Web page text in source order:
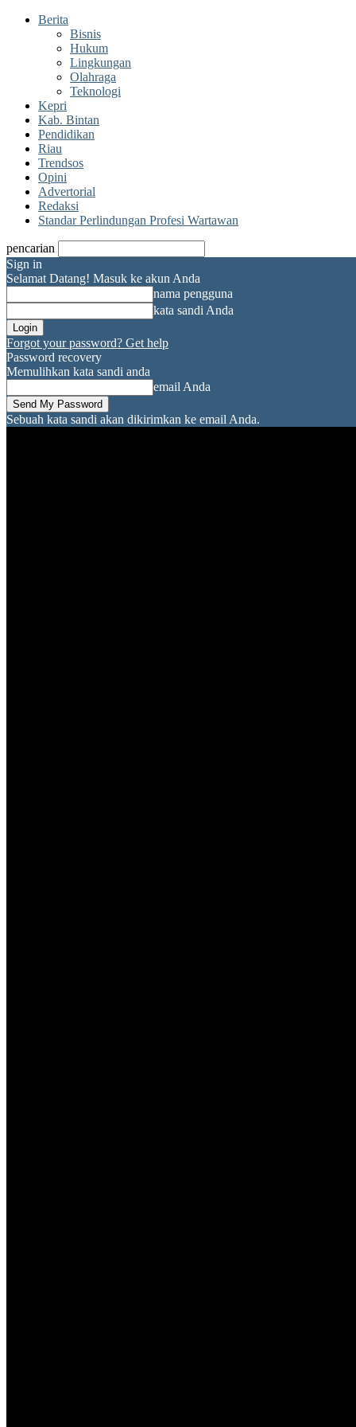
Berita
Bisnis
Hukum
Lingkungan
Olahraga
Teknologi
Kepri
Kab. Bintan
Pendidikan
Riau
Trendsos
Opini
Advertorial
Redaksi
Standar Perlindungan Profesi Wartawan
pencarian
Sign in
Selamat Datang! Masuk ke akun Anda
nama pengguna
kata sandi Anda
Forgot your password? Get help
Password recovery
Memulihkan kata sandi anda
email Anda
Sebuah kata sandi akan dikirimkan ke email Anda.